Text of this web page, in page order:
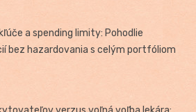
a spending limity: Pohodlie
bez hazardovania s celým portfóliom